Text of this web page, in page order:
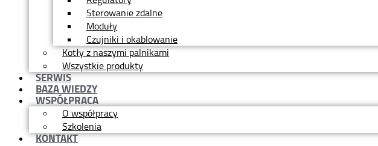
Sterowanie zdalne
Moduły
Czujniki i okablowanie
Kotły z naszymi palnikami
Wszystkie produkty
SERWIS
BAZA WIEDZY
WSPÓŁPRACA
O współpracy
Szkolenia
KONTAKT